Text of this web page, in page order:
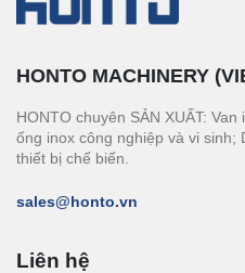
HONTO MACHINERY
HONTO chuyên SẢN XUẤT:
ống inox công nghiệp và vi sinh;
thiết bị chế biến.
sales@honto.vn
Liên hệ